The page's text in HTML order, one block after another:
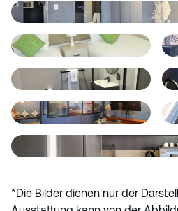
*Die Bilder dienen nur der